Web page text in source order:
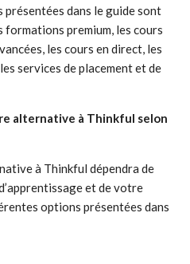
dans le guide sont
premium, les cours
les cours en direct, les
services de placement et de
alternative à Thinkful selon
à Thinkful dépendra de
et de votre
options présentées dans